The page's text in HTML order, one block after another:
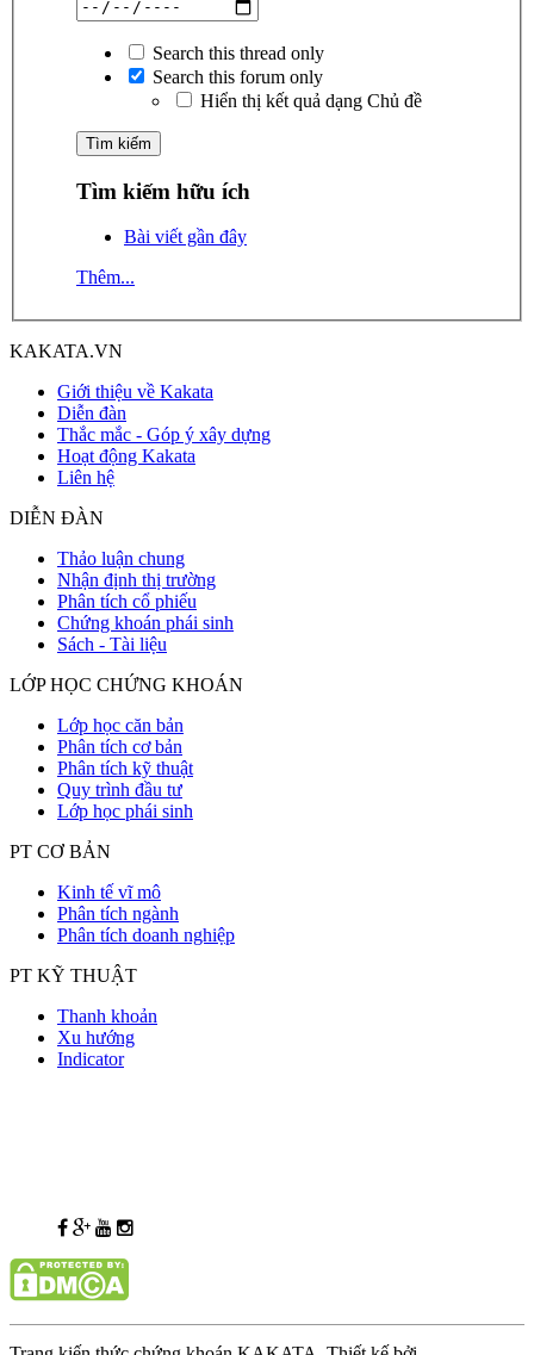
Search this thread only
Search this forum only
Hiển thị kết quả dạng Chủ đề
Tìm kiếm hữu ích
Bài viết gần đây
Thêm...
KAKATA.VN
Giới thiệu về Kakata
Diễn đàn
Thắc mắc - Góp ý xây dựng
Hoạt động Kakata
Liên hệ
DIỄN ĐÀN
Thảo luận chung
Nhận định thị trường
Phân tích cổ phiếu
Chứng khoán phái sinh
Sách - Tài liệu
LỚP HỌC CHỨNG KHOÁN
Lớp học căn bản
Phân tích cơ bản
Phân tích kỹ thuật
Quy trình đầu tư
Lớp học phái sinh
PT CƠ BẢN
Kinh tế vĩ mô
Phân tích ngành
Phân tích doanh nghiệp
PT KỸ THUẬT
Thanh khoản
Xu hướng
Indicator